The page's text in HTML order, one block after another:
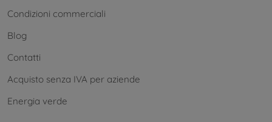
Condizioni commerciali
Blog
Contatti
Acquisto senza IVA per aziende
Energia verde